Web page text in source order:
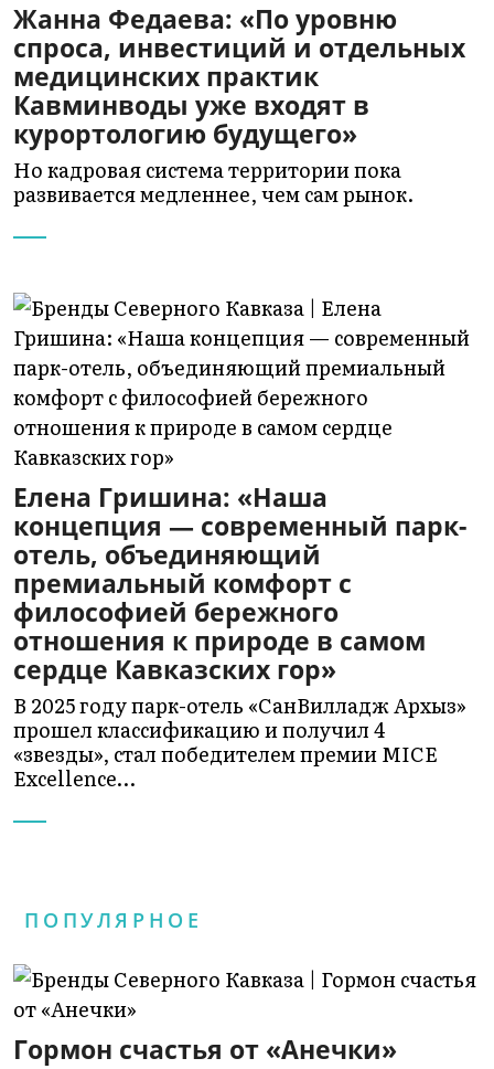
Жанна Федаева: «По уровню
спроса, инвестиций и отдельных
медицинских практик
Кавминводы уже входят в
курортологию будущего»
Но кадровая система территории пока
развивается медленнее, чем сам рынок.
Елена Гришина: «Наша
концепция — современный парк-
отель, объединяющий
премиальный комфорт с
философией бережного
отношения к природе в самом
сердце Кавказских гор»
В 2025 году парк-отель «СанВилладж Архыз»
прошел классификацию и получил 4
«звезды», стал победителем премии MICE
Excellence…
ПОПУЛЯРНОЕ
Гормон счастья от «Анечки»